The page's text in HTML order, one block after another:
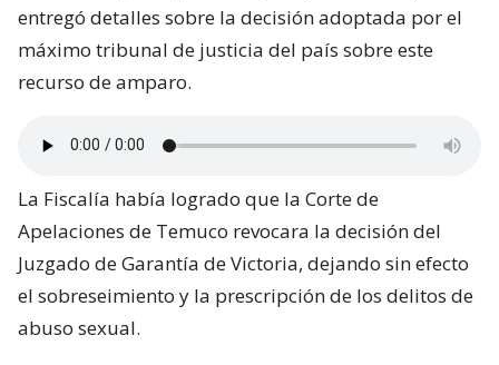
entregó detalles sobre la decisión adoptada por el
máximo tribunal de justicia del país sobre este
recurso de amparo.
La Fiscalía había logrado que la Corte de
Apelaciones de Temuco revocara la decisión del
Juzgado de Garantía de Victoria, dejando sin efecto
el sobreseimiento y la prescripción de los delitos de
abuso sexual.